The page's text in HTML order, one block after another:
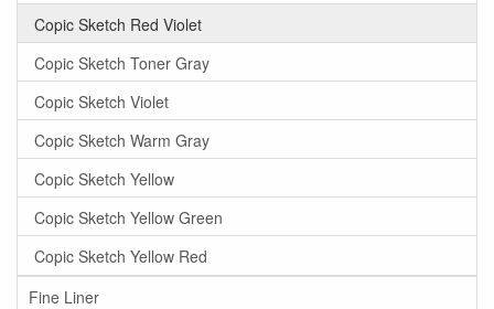
Copic Sketch Red Violet
Copic Sketch Toner Gray
Copic Sketch Violet
Copic Sketch Warm Gray
Copic Sketch Yellow
Copic Sketch Yellow Green
Copic Sketch Yellow Red
Fine Liner